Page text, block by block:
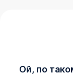
Ой, по